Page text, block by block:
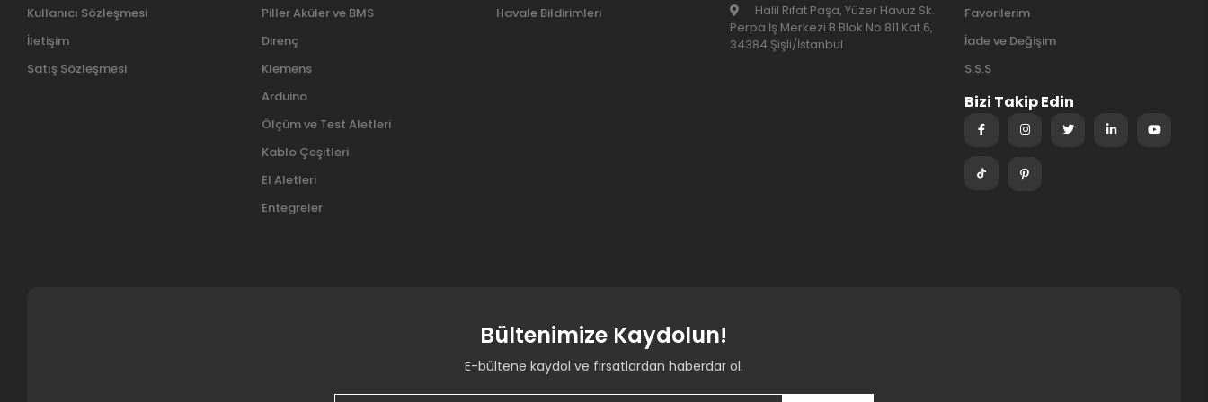
Kullanıcı Sözleşmesi
İletişim
Satış Sözleşmesi
Piller Aküler ve BMS
Direnç
Klemens
Arduino
Ölçüm ve Test Aletleri
Kablo Çeşitleri
El Aletleri
Entegreler
Havale Bildirimleri
Halil Rıfat Paşa, Yüzer Havuz Sk.
Perpa İş Merkezi B Blok No 811 Kat 6,
34384 Şişli/İstanbul
Favorilerim
İade ve Değişim
S.S.S
Bizi Takip Edin
Bültenimize Kaydolun!
E-bültene kaydol ve fırsatlardan haberdar ol.